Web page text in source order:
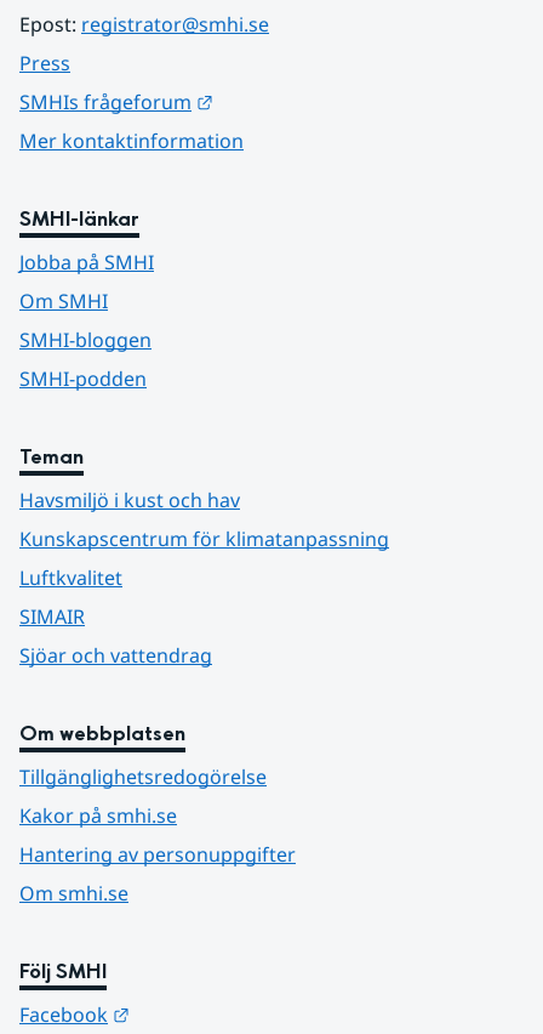
Epost: registrator@smhi.se
Press
SMHIs frågeforum
Mer kontaktinformation
SMHI-länkar
Jobba på SMHI
Om SMHI
SMHI-bloggen
SMHI-podden
Teman
Havsmiljö i kust och hav
Kunskapscentrum för klimatanpassning
Luftkvalitet
SIMAIR
Sjöar och vattendrag
Om webbplatsen
Tillgänglighetsredogörelse
Kakor på smhi.se
Hantering av personuppgifter
Om smhi.se
Följ SMHI
Facebook